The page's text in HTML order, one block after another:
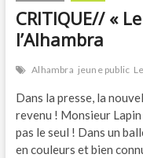
CRITIQUE// «
l’Alhambra
Alhambra jeune public
Dans la presse, la
revenu ! Monsieur
pas le seul ! Dans un
en couleurs et bien